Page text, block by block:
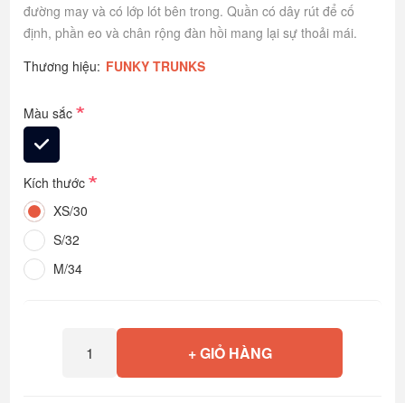
đường may và có lớp lót bên trong. Quần có dây rút để cố
định, phần eo và chân rộng đàn hồi mang lại sự thoải mái.
Thương hiệu: FUNKY TRUNKS
Màu sắc*
Kích thước*
XS/30
S/32
M/34
+ GIỎ HÀNG